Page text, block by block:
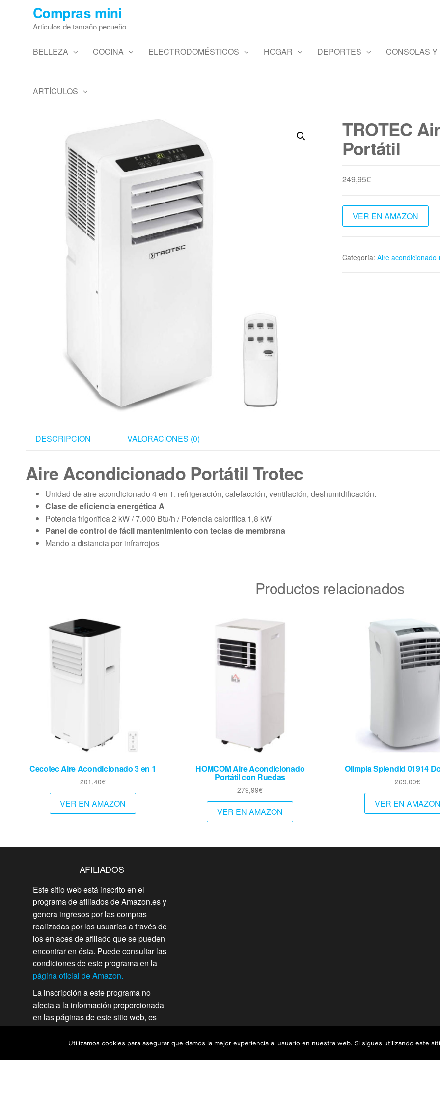
contenido
Compras mini
Articulos de tamaño pequeño
BELLEZA COCINA ELECTRODOMÉSTICOS HOGAR DEPORTES CONSOLAS
ARTÍCULOS
TROTEC
Portátil
249,95€
VER EN AMAZON
Categoría: Aire acondicionado
DESCRIPCIÓN VALORACIONES (0)
Aire Acondicionado Portátil Trotec
Unidad de aire acondicionado 4 en 1: refrigeración, calefacción, ventilación, deshumidificación.
Clase de eficiencia energética A
Potencia frigorífica 2 kW / 7.000 Btu/h / Potencia calorífica 1,8 kW
Panel de control de fácil mantenimiento con teclas de membrana
Mando a distancia por infrarrojos
Productos relacionados
Cecotec Aire Acondicionado 3 en 1
201,40€
VER EN AMAZON
HOMCOM Aire Acondicionado
Portátil con Ruedas
279,99€
VER EN AMAZON
Olimpia Splendid 01914
269,00€
VER EN AMAZON
AFILIADOS
Este sitio web está inscrito en el
programa de afiliados de Amazon.es y
genera ingresos por las compras
realizadas por los usuarios a través de
los enlaces de afiliado que se pueden
encontrar en ésta. Puede consultar las
condiciones de este programa en la
página oficial de Amazon.
La inscripción a este programa no
afecta a la información proporcionada
en las páginas de este sitio web, es
independiente, veraz y su finalidad
principal es ayudar a los usuarios en
Utilizamos cookies para asegurar que damos la mejor experiencia al usuario en nuestra web. Si sigues utilizando este